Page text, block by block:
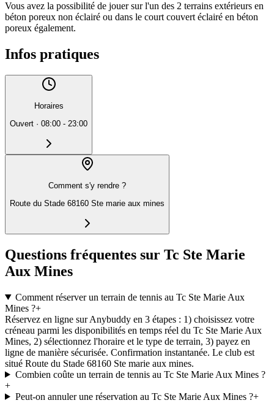
Vous avez la possibilité de jouer sur l'un des 2 terrains extérieurs en
béton poreux non éclairé ou dans le court couvert éclairé en béton
poreux également.
Infos pratiques
Horaires
Ouvert · 08:00 - 23:00
Comment s'y rendre ?
Route du Stade 68160 Ste marie aux mines
Questions fréquentes sur Tc Ste Marie
Aux Mines
Comment réserver un terrain de tennis au Tc Ste Marie Aux
Mines ?+
Réservez en ligne sur Anybuddy en 3 étapes : 1) choisissez votre
créneau parmi les disponibilités en temps réel du Tc Ste Marie Aux
Mines, 2) sélectionnez l'horaire et le type de terrain, 3) payez en
ligne de manière sécurisée. Confirmation instantanée. Le club est
situé Route du Stade 68160 Ste marie aux mines.
Combien coûte un terrain de tennis au Tc Ste Marie Aux Mines ?
+
Peut-on annuler une réservation au Tc Ste Marie Aux Mines ?+